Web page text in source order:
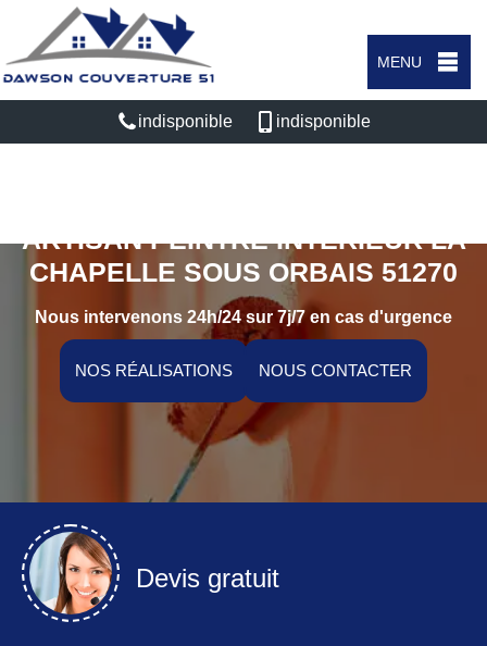
MENU
indisponible indisponible
ARTISAN PEINTRE INTÉRIEUR LA
CHAPELLE SOUS ORBAIS 51270
Nous intervenons 24h/24 sur 7j/7 en cas d'urgence
NOS RÉALISATIONS NOUS CONTACTER
Devis gratuit